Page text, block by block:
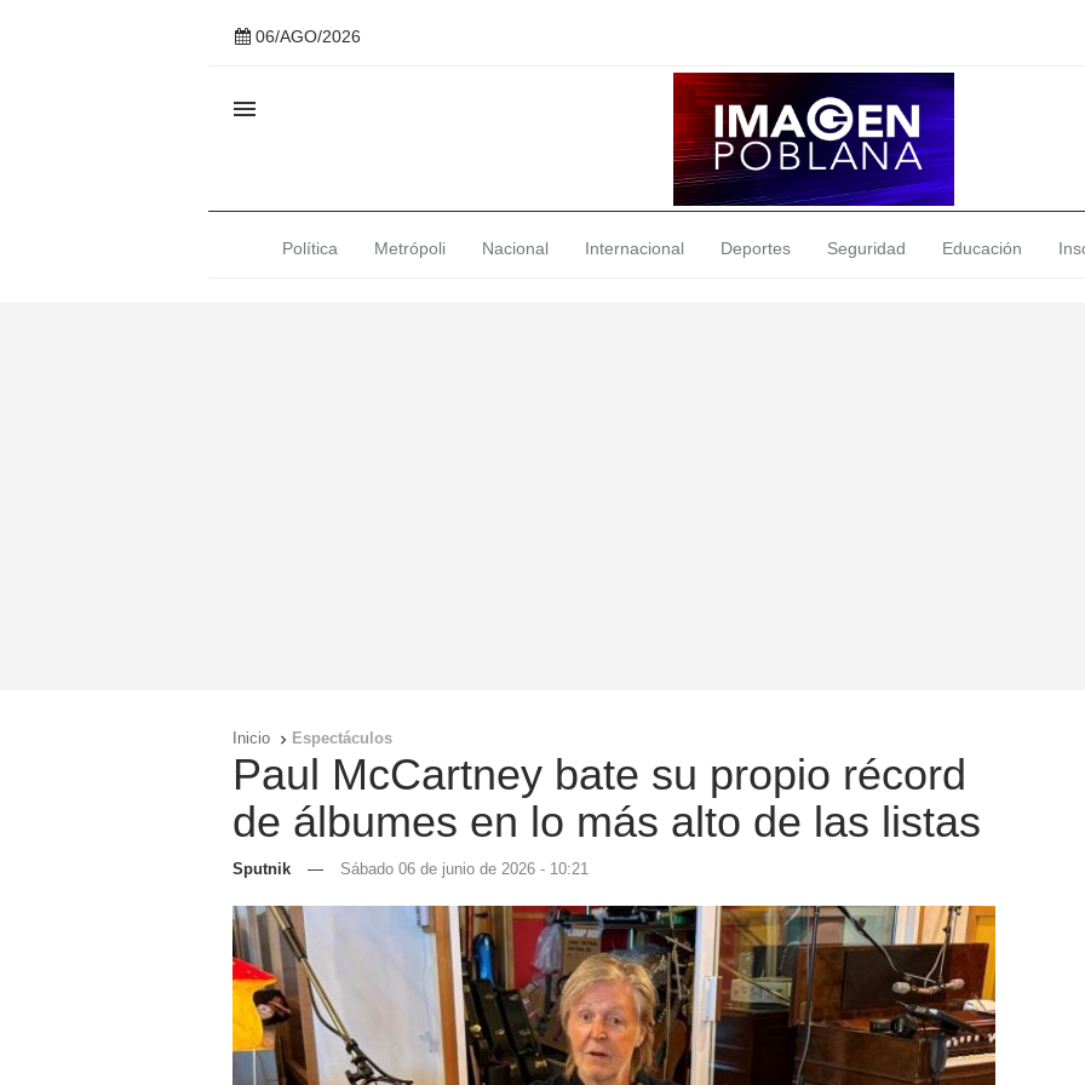
06/AGO/2026

Política Metrópoli Nacional Internacional Deportes Seguridad Educación
Inicio  Espectáculos
Paul McCartney bate su propio récord
de álbumes en lo más alto de las listas
Sputnik — Sábado 06 de junio de 2026 - 10:21